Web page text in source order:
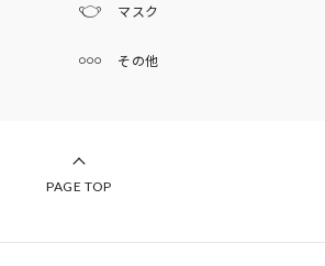
マスク
その他
PAGE TOP